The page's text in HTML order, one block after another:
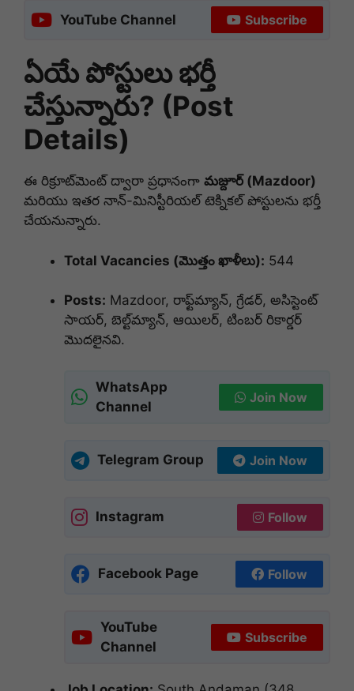
YouTube Channel Subscribe
ఏయే పోస్టులు భర్తీ
చేస్తున్నారు? (Post
Details)
ఈ రిక్రూట్‌మెంట్ ద్వారా ప్రధానంగా మజ్దూర్ (Mazdoor)
మరియు ఇతర నాన్-మినిస్టీరియల్ టెక్నికల్ పోస్టులను భర్తీ
చేయనున్నారు.
Total Vacancies (మొత్తం ఖాళీలు): 544
Posts: Mazdoor, రాఫ్ట్‌మ్యాన్, గ్రేడర్, అసిస్టెంట్
సాయర్, బెల్ట్‌మ్యాన్, ఆయిలర్, టింబర్ రికార్డర్
మొదలైనవి.
WhatsApp
Channel
Join Now
Telegram Group Join Now
Instagram Follow
Facebook Page Follow
YouTube
Channel
Subscribe